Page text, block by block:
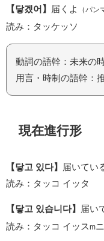
【닿겠어】 届くよ （パン
読み：タッケッソ
動詞の語幹：未来の
用言・時制の語幹：
現在進行形
【닿고 있다】
届いてい
読み：タッコ イッタ
【닿고 있습니다】 届い
読み：タッコ イッスm